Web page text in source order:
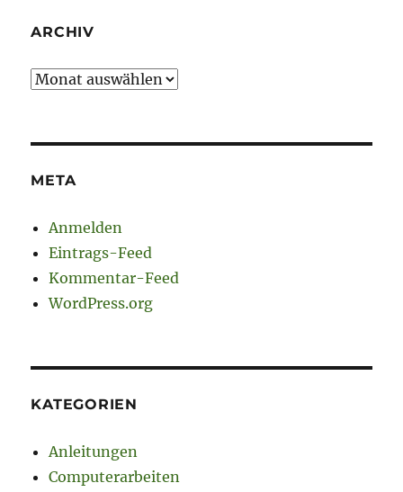
ARCHIV
Archiv
META
Anmelden
Eintrags-Feed
Kommentar-Feed
WordPress.org
KATEGORIEN
Anleitungen
Computerarbeiten